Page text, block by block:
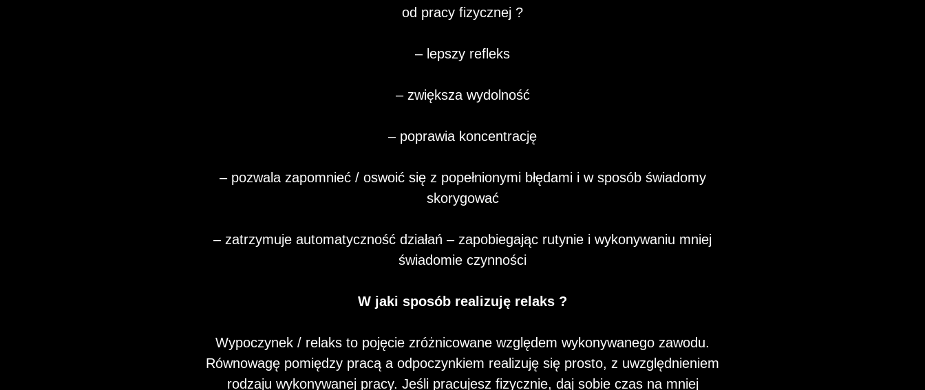
od pracy fizycznej ?
– lepszy refleks
– zwiększa wydolność
– poprawia koncentrację
– pozwala zapomnieć / oswoić się z popełnionymi błędami i w sposób świadomy
skorygować
– zatrzymuje automatyczność działań – zapobiegając rutynie i wykonywaniu mniej
świadomie czynności
W jaki sposób realizuję relaks ?
Wypoczynek / relaks to pojęcie zróżnicowane względem wykonywanego zawodu.
Równowagę pomiędzy pracą a odpoczynkiem realizuję się prosto, z uwzględnieniem
rodzaju wykonywanej pracy. Jeśli pracujesz fizycznie, daj sobie czas na mniej